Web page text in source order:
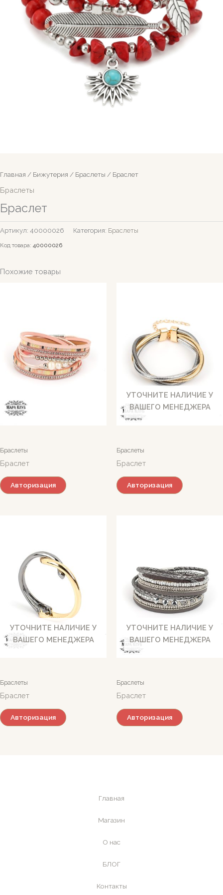
Главная / Бижутерия / Браслеты / Браслет
Браслеты
Браслет
Артикул: 40000026 Категория: Браслеты
Код товара: 40000026
Похожие товары
Браслеты
Браслет
Авторизация
УТОЧНИТЕ НАЛИЧИЕ У
ВАШЕГО МЕНЕДЖЕРА
Браслеты
Браслет
Авторизация
УТОЧНИТЕ НАЛИЧИЕ У
ВАШЕГО МЕНЕДЖЕРА
Браслеты
Браслет
Авторизация
УТОЧНИТЕ НАЛИЧИЕ У
ВАШЕГО МЕНЕДЖЕРА
Браслеты
Браслет
Авторизация
Главная
Магазин
О нас
БЛОГ
Контакты